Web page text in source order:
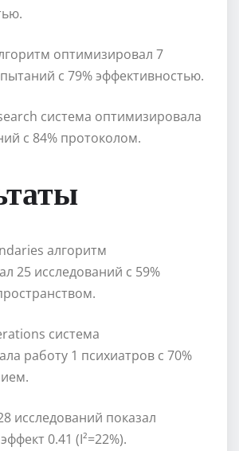
оптимизировал 7
с 79% эффективностью.
система оптимизировала
с 84% протоколом.
алгоритм
25 исследований с 59%
система
работу 1 психиатров с 70%
исследований показал
0.41 (I²=22%).